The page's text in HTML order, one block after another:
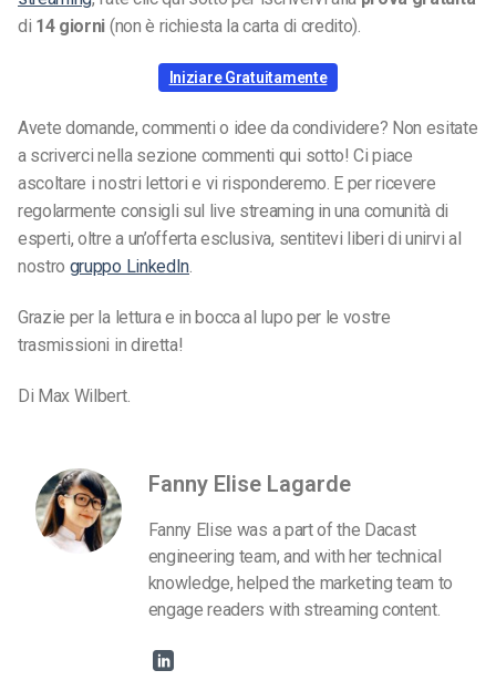
di 14 giorni (non è richiesta la carta di credito).
Iniziare Gratuitamente
Avete domande, commenti o idee da condividere? Non esitate
a scriverci nella sezione commenti qui sotto! Ci piace
ascoltare i nostri lettori e vi risponderemo. E per ricevere
regolarmente consigli sul live streaming in una comunità di
esperti, oltre a un’offerta esclusiva, sentitevi liberi di unirvi al
nostro gruppo LinkedIn.
Grazie per la lettura e in bocca al lupo per le vostre
trasmissioni in diretta!
Di Max Wilbert.
Fanny Elise Lagarde
Fanny Elise was a part of the Dacast
engineering team, and with her technical
knowledge, helped the marketing team to
engage readers with streaming content.